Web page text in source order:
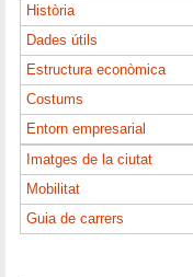
Història
Dades útils
Estructura econòmica
Costums
Entorn empresarial
Imatges de la ciutat
Mobilitat
Guia de carrers